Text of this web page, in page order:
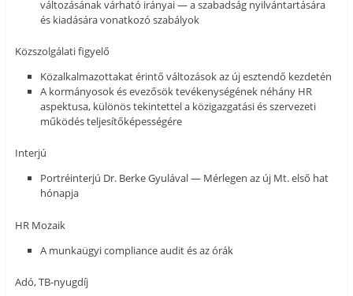
változásának várható irányai — a szabadság nyilvántartására
és kiadására vonatkozó szabályok
Közszolgálati figyelő
Közalkalmazottakat érintő változások az új esztendő kezdetén
A kormányosok és evezősök tevékenységének néhány HR
aspektusa, különös tekintettel a közigazgatási és szervezeti
működés teljesítőképességére
Interjú
Portréinterjú Dr. Berke Gyulával — Mérlegen az új Mt. első hat
hónapja
HR Mozaik
A munkaügyi compliance audit és az órák
Adó, TB-nyugdíj